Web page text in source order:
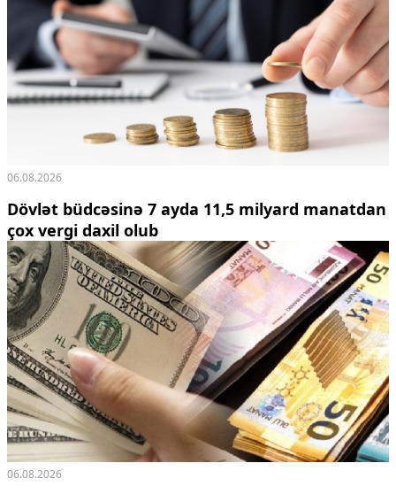
06.08.2026
Dövlət büdcəsinə 7 ayda 11,5 milyard manatdan
çox vergi daxil olub
06.08.2026